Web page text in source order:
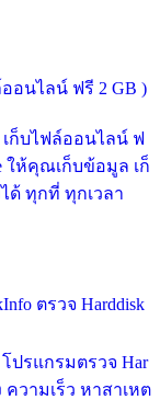
ออนไลน์ ฟรี 2 GB )
ก็บไฟล์ออนไลน์ ฟ
ให้คุณเก็บข้อมูล เก็
ด้ ทุกที่ ทุกเวลา
ตรวจ Harddisk
ปรแกรมตรวจ Har
วามเร็ว หาสาเหต